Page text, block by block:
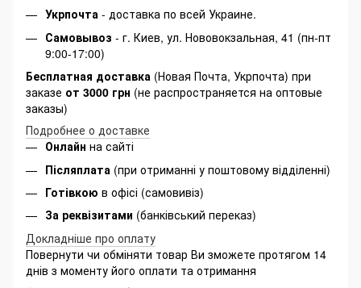
Укрпочта - доставка по всей Украине.
Самовывоз - г. Киев, ул. Нововокзальная, 41 (пн-пт
9:00-17:00)
Бесплатная доставка (Новая Почта, Укрпочта) при
заказе от 3000 грн (не распространяется на оптовые
заказы)
Подробнее о доставке
Онлайн на сайті
Післяплата (при отриманні у поштовому відділенні)
Готівкою в офісі (самовивіз)
За реквізитами (банківський переказ)
Докладніше про оплату
Повернути чи обміняти товар Ви зможете протягом 14
днів з моменту його оплати та отримання